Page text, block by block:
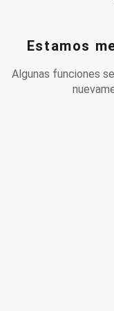
Estamos
Algunas funciones